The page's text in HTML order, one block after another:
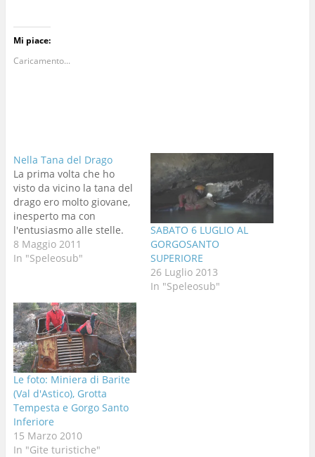
Mi piace:
Caricamento...
Nella Tana del Drago
La prima volta che ho
visto da vicino la tana del
drago ero molto giovane,
inesperto ma con
l'entusiasmo alle stelle.
Faccio da sherpa a alcuni
speleo sub nel lontano
iniziale del Gorgo Santo (
la Tana del Drago). i…
8 Maggio 2011
In "Speleosub"
SABATO 6 LUGLIO AL
GORGOSANTO
SUPERIORE
26 Luglio 2013
In "Speleosub"
Le foto: Miniera di Barite
(Val d'Astico), Grotta
Tempesta e Gorgo Santo
Inferiore
15 Marzo 2010
In "Gite turistiche"